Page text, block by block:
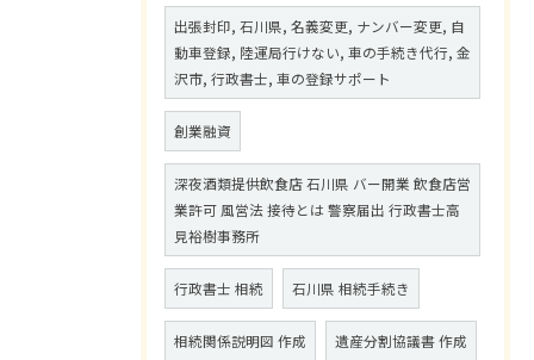
出張封印, 石川県, 名義変更, ナンバー変更, 自
動車登録, 陸運局行けない, 車の手続き代行, 金
沢市, 行政書士, 車の登録サポート
創業融資
深夜酒類提供飲食店 石川県 バー開業 飲食店営
業許可 風営法 接待とは 警察届出 行政書士高
見裕樹事務所
行政書士 相続 石川県 相続手続き
相続関係説明図 作成 遺産分割協議書 作成